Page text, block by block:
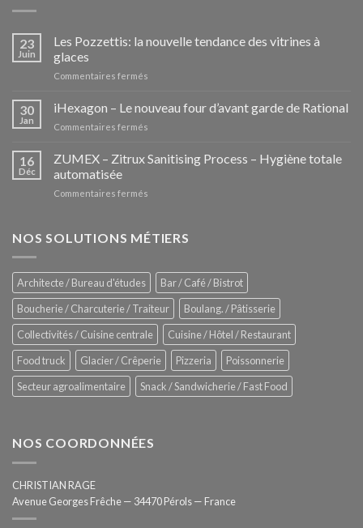
23
Juin
Les Pozzettis: la nouvelle tendance des vitrines à
glaces
Commentaires fermés
Pozzettis:
la
des
30
Jan
iHexagon – Le nouveau four d’avant garde de Rational
Commentaires fermés
–
Le
de
16
Déc
ZUMEX – Zitrux Sanitising Process – Hygiène totale
automatisée
Commentaires fermés
Zitrux
–
Hygiène
totale
automatisée
NOS SOLUTIONS MÉTIERS
Architecte / Bureau d'études
Bar / Café / Bistrot
Boucherie / Charcuterie / Traiteur
Boulang. / Pâtisserie
Collectivités / Cuisine centrale
Cuisine / Hôtel / Restaurant
Food truck
Glacier / Crêperie Pizzeria
Poissonnerie
Secteur agroalimentaire
Snack / Sandwicherie / Fast Food
NOS COORDONNÉES
CHRISTIAN RAGE
Avenue Georges Frêche — 34470 Pérols — France